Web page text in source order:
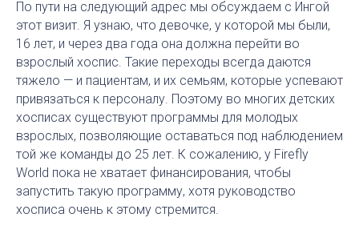
По пути на следующий адрес мы обсуждаем с Ингой
этот визит. Я узнаю, что девочке, у которой мы были,
16 лет, и через два года она должна перейти во
взрослый хоспис. Такие переходы всегда даются
тяжело — и пациентам, и их семьям, которые успевают
привязаться к персоналу. Поэтому во многих детских
хосписах существуют программы для молодых
взрослых, позволяющие оставаться под наблюдением
той же команды до 25 лет. К сожалению, у Firefly
World пока не хватает финансирования, чтобы
запустить такую программу, хотя руководство
хосписа очень к этому стремится.